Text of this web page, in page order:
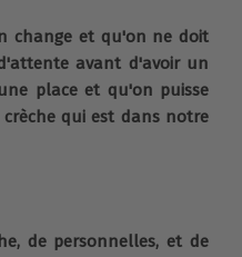
change et qu'on ne doit
avant d'avoir un
place et qu'on puisse
qui est dans notre
de personnelles, et de